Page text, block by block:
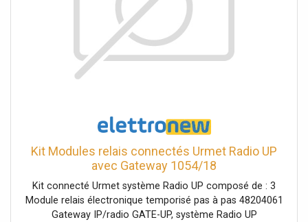
Kit Modules relais connectés Urmet Radio UP
avec Gateway 1054/18
Kit connecté Urmet système Radio UP composé de : 3
Module relais électronique temporisé pas à pas 48204061
Gateway IP/radio GATE-UP, système Radio UP